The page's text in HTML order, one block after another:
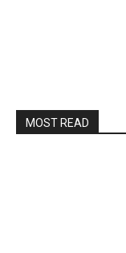
MOST READ